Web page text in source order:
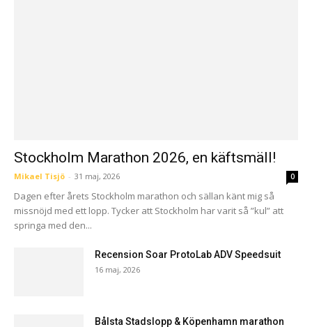
Stockholm Marathon 2026, en käftsmäll!
Mikael Tisjö - 31 maj, 2026 0
Dagen efter årets Stockholm marathon och sällan känt mig så
missnöjd med ett lopp. Tycker att Stockholm har varit så ”kul” att
springa med den...
Recension Soar ProtoLab ADV Speedsuit
16 maj, 2026
Bålsta Stadslopp & Köpenhamn marathon